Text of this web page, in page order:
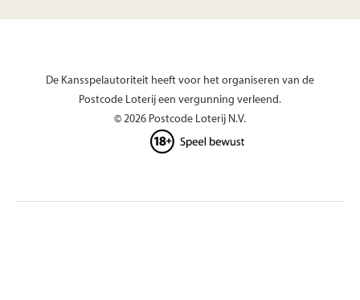
De Kansspelautoriteit heeft voor het organiseren van de
Postcode Loterij een vergunning verleend.
© 2026 Postcode Loterij N.V.